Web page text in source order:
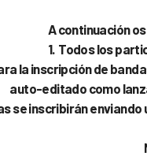
A continuación
1. Todos los
la inscripción de
auto-editado como
se inscribirán enviando